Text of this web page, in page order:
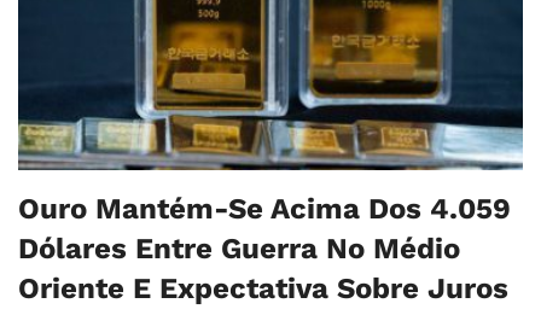
Ouro Mantém-Se Acima Dos 4.059
Dólares Entre Guerra No Médio
Oriente E Expectativa Sobre Juros